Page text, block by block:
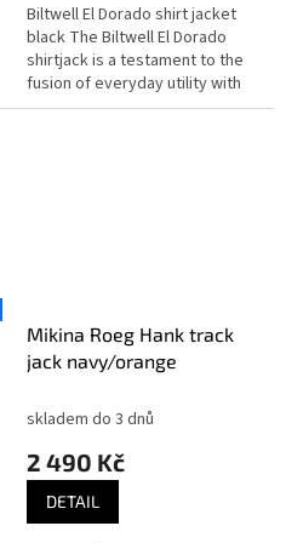
Biltwell El Dorado shirt jacket
black The Biltwell El Dorado
shirtjack is a testament to the
fusion of everyday utility with
comfort and style. Designed for
Mikina Roeg Hank track
jack navy/orange
skladem do 3 dnů
2 490 Kč
DETAIL